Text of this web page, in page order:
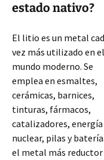
estado nativo?
El litio es un metal
vez más utilizado en el
mundo moderno. Se
emplea en esmaltes,
cerámicas, barnices,
tinturas, fármacos,
catalizadores, energía
nuclear, pilas y
el metal más reductor